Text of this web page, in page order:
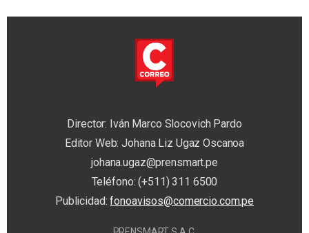
Director: Iván Marco Slocovich Pardo
Editor Web: Johana Liz Ugaz Oscanoa
johana.ugaz@prensmart.pe
Teléfono: (+511) 311 6500
Publicidad:fonoavisos@comercio.com.pe